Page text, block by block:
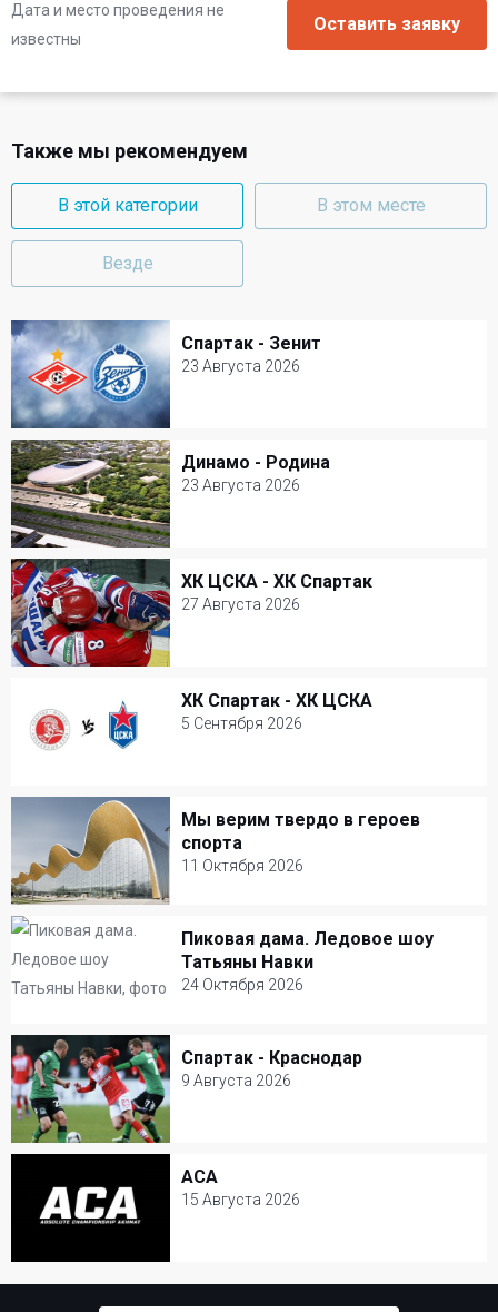
Дата и место проведения не
известны
Также мы рекомендуем
В этой категории В этом месте
Везде
Спартак - Зенит
23 Августа 2026
Спартак - Зенит
23 Августа 2026
Открытие Арена
Футбол
Динамо - Родина
23 Августа 2026
Динамо - Родина
23 Августа 2026
ВТБ Арена Парк
Футбол
ХК ЦСКА - ХК Спартак
27 Августа 2026
ХК ЦСКА - ХК Спартак
27 Августа 2026
Хоккей
ХК Спартак - ХК ЦСКА
5 Сентября 2026
ХК Спартак - ХК ЦСКА
Ледовый дворец Мегаспорт
Хоккей
Мы верим твердо в героев
спорта
11 Октября 2026
Мы верим твердо в героев спорта
11 Октября 2026
Пиковая дама. Ледовое шоу
Татьяны Навки
24 Октября 2026
Пиковая дама. Ледовое шоу Татьяны
Навки
Навка Арена
Шоу
Спартак - Краснодар
9 Августа 2026
Спартак - Краснодар
9 Августа 2026
Открытие Арена
Футбол
ACA
15 Августа 2026